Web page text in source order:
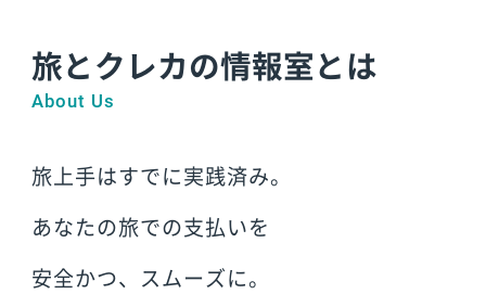
旅とクレカの情報室とは
About Us
旅上手はすでに実践済み。
あなたの旅での支払いを
安全かつ、スムーズに。